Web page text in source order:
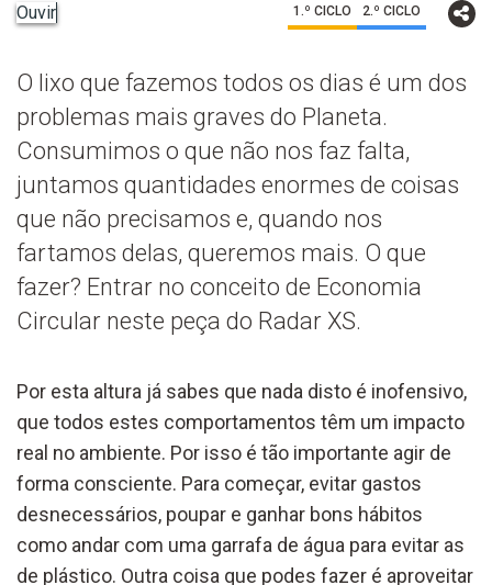
Ouvir 1.º CICLO 2.º CICLO
O lixo que fazemos todos os dias é um dos
problemas mais graves do Planeta.
Consumimos o que não nos faz falta,
juntamos quantidades enormes de coisas
que não precisamos e, quando nos
fartamos delas, queremos mais. O que
fazer? Entrar no conceito de Economia
Circular neste peça do Radar XS.
Por esta altura já sabes que nada disto é inofensivo,
que todos estes comportamentos têm um impacto
real no ambiente. Por isso é tão importante agir de
forma consciente. Para começar, evitar gastos
desnecessários, poupar e ganhar bons hábitos
como andar com uma garrafa de água para evitar as
de plástico. Outra coisa que podes fazer é aproveitar